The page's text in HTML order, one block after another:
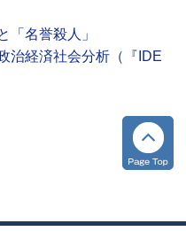
「名誉殺人」
治経済社会分析（『IDE